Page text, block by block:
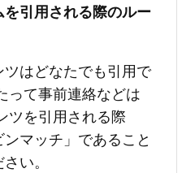
引用される際のルー
はどなたでも引用で
って事前連絡などは
ツを引用される際
マッチ」であること
い。